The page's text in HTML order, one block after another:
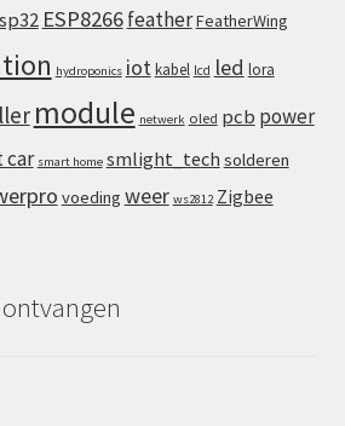
ESP8266featherFeatherWing
hydroponics iot kabel lcd led lora
module netwerk oled pcb power
car smart home smlight_tech solderen
voeding weer ws2812 Zigbee